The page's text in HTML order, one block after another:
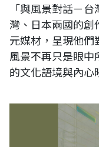
「與風景對話－
灣、日本兩國的
元媒材，呈現他們
風景不再只是眼
的文化語境與內心
日本23回NAU21世紀美術